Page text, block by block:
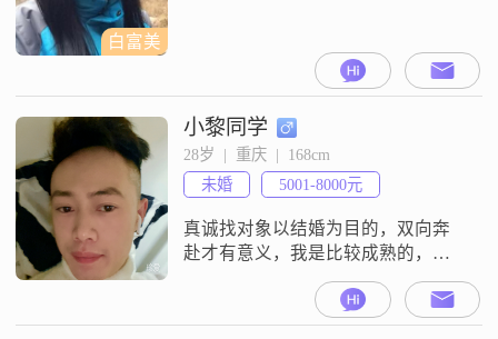
白富美
小黎同学
28岁  |  重庆  |  168cm
未婚
5001-8000元
真诚找对象以结婚为目的，双向奔
赴才有意义，我是比较成熟的，有
时会像个大人有时会像小孩。如果
对方生气我会主动去哄，两个人聊
得来最重要，有共同话题也重要我